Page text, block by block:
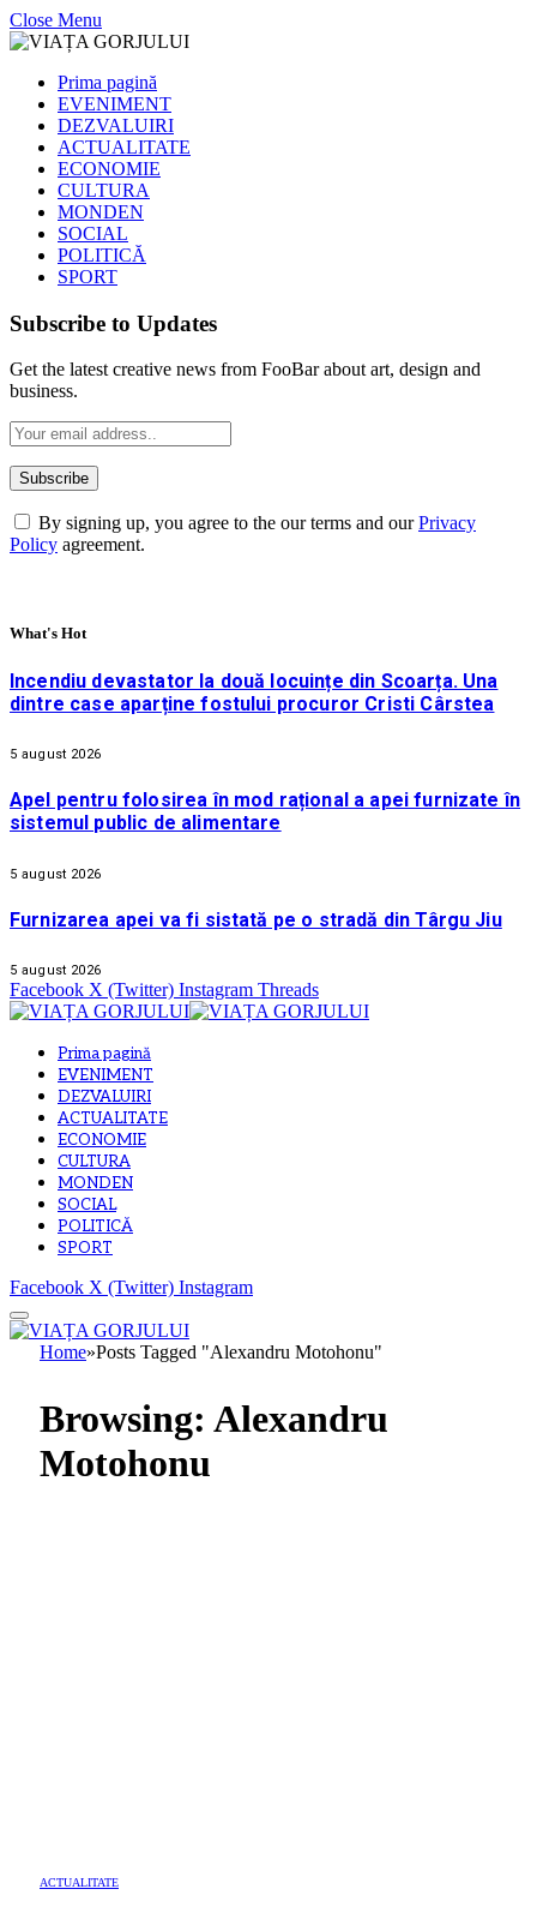
Close Menu
Prima pagină
EVENIMENT
DEZVALUIRI
ACTUALITATE
ECONOMIE
CULTURA
MONDEN
SOCIAL
POLITICĂ
SPORT
Subscribe to Updates
Get the latest creative news from FooBar about art, design and
business.
By signing up, you agree to the our terms and ourPrivacy
Policy agreement.
What's Hot
Incendiu devastator la două locuințe din Scoarța. Una
dintre case aparține fostului procuror Cristi Cârstea
5 august 2026
Apel pentru folosirea în mod rațional a apei furnizate în
sistemul public de alimentare
5 august 2026
Furnizarea apei va fi sistată pe o stradă din Târgu Jiu
5 august 2026
Facebook X (Twitter) Instagram Threads
Prima pagină
EVENIMENT
DEZVALUIRI
ACTUALITATE
ECONOMIE
CULTURA
MONDEN
SOCIAL
POLITICĂ
SPORT
Facebook X (Twitter) Instagram
Home»Posts Tagged "Alexandru Motohonu"
Browsing: Alexandru
Motohonu
ACTUALITATE